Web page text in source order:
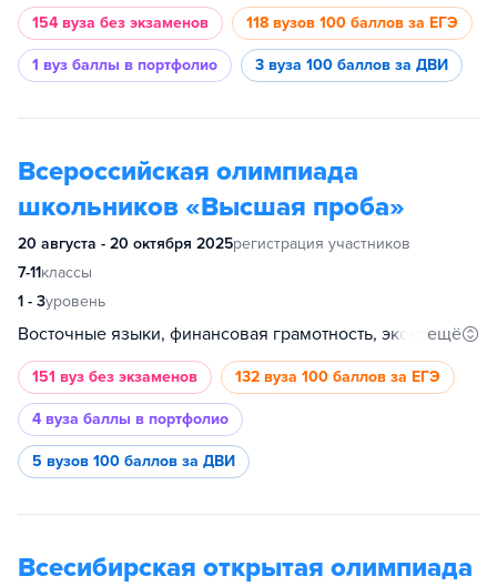
154 вуза без экзаменов 118 вузов 100 баллов за ЕГЭ
1 вуз баллы в портфолио 3 вуза 100 баллов за ДВИ
Всероссийская олимпиада
школьников «Высшая проба»
20 августа - 20 октября 2025регистрация участников
7-11классы
1 - 3уровень
Восточные языки, финансовая грамотность, экономика, культурология, биология, математика, информатика, обществознание, русский язык, история, иностранный язык, основы бизнеса, психология, философия, востоковедение и африканистика, инженерные науки, физика, социология, анализ данных, химия, промышленное программирование, международные отношения, история искусств, география, филология, право, журналистика, дизайн
ещё
151 вуз без экзаменов 132 вуза 100 баллов за ЕГЭ
4 вуза баллы в портфолио
5 вузов 100 баллов за ДВИ
Всесибирская открытая олимпиада